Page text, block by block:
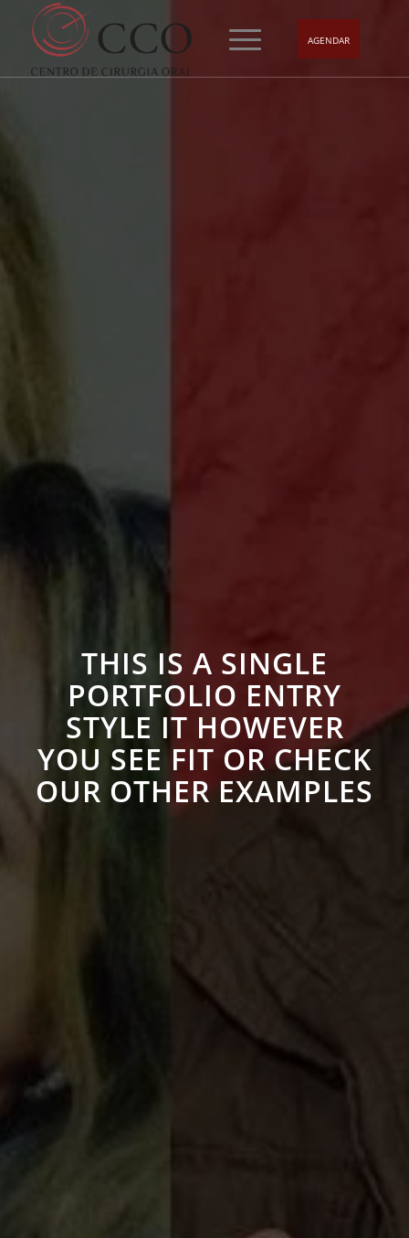
AGENDAR
THIS IS A SINGLE
PORTFOLIO ENTRY
STYLE IT HOWEVER
YOU SEE FIT OR CHECK
OUR OTHER EXAMPLES